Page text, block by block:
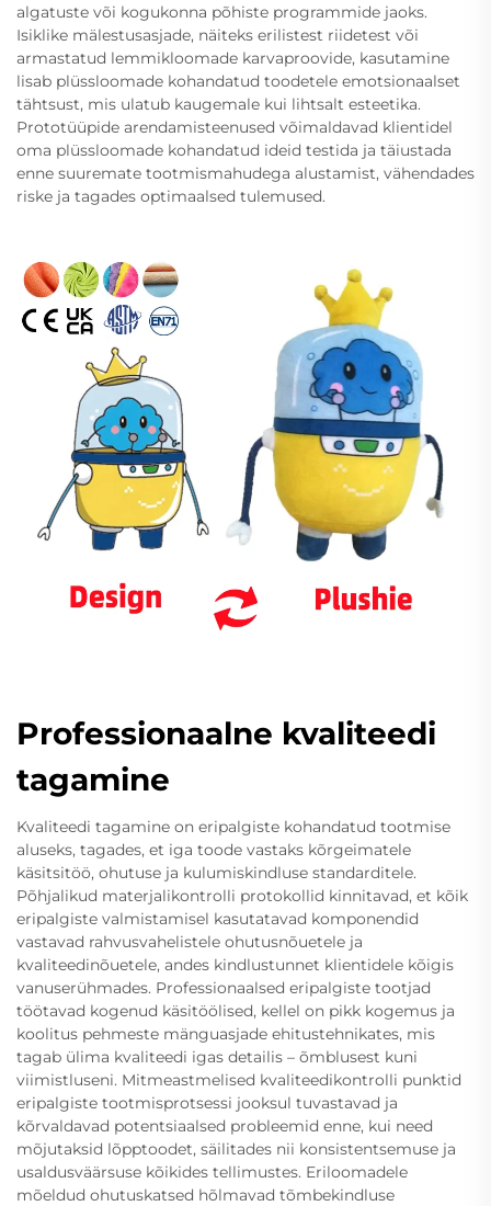
algatuste või kogukonna põhiste programmide jaoks.
Isiklike mälestusasjade, näiteks erilistest riidetest või
armastatud lemmikloomade karvaproovide, kasutamine
lisab plüssloomade kohandatud toodetele emotsionaalset
tähtsust, mis ulatub kaugemale kui lihtsalt esteetika.
Prototüüpide arendamisteenused võimaldavad klientidel
oma plüssloomade kohandatud ideid testida ja täiustada
enne suuremate tootmismahudega alustamist, vähendades
riske ja tagades optimaalsed tulemused.
Professionaalne kvaliteedi
tagamine
Kvaliteedi tagamine on eripalgiste kohandatud tootmise
aluseks, tagades, et iga toode vastaks kõrgeimatele
käsitsitöö, ohutuse ja kulumiskindluse standarditele.
Põhjalikud materjalikontrolli protokollid kinnitavad, et kõik
eripalgiste valmistamisel kasutatavad komponendid
vastavad rahvusvahelistele ohutusnõuetele ja
kvaliteedinõuetele, andes kindlustunnet klientidele kõigis
vanuserühmades. Professionaalsed eripalgiste tootjad
töötavad kogenud käsitöölised, kellel on pikk kogemus ja
koolitus pehmeste mänguasjade ehitustehnikates, mis
tagab ülima kvaliteedi igas detailis – õmblusest kuni
viimistluseni. Mitmeastmelised kvaliteedikontrolli punktid
eripalgiste tootmisprotsessi jooksul tuvastavad ja
kõrvaldavad potentsiaalsed probleemid enne, kui need
mõjutaksid lõpptoodet, säilitades nii konsistentsemuse ja
usaldusväärsuse kõikides tellimustes. Eriloomadele
mõeldud ohutuskatsed hõlmavad tõmbekindluse